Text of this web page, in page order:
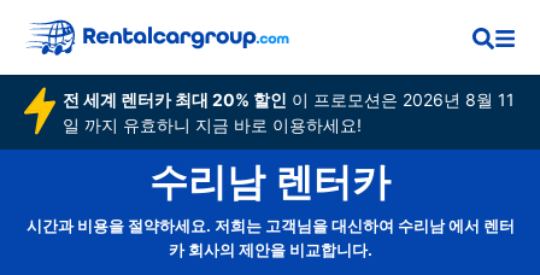
전 세계 렌터카 최대 20% 할인 이 프로모션은 2026년 8월 11
일 까지 유효하니 지금 바로 이용하세요!
수리남 렌터카
시간과 비용을 절약하세요. 저희는 고객님을 대신하여 수리남 에서 렌터
카 회사의 제안을 비교합니다.